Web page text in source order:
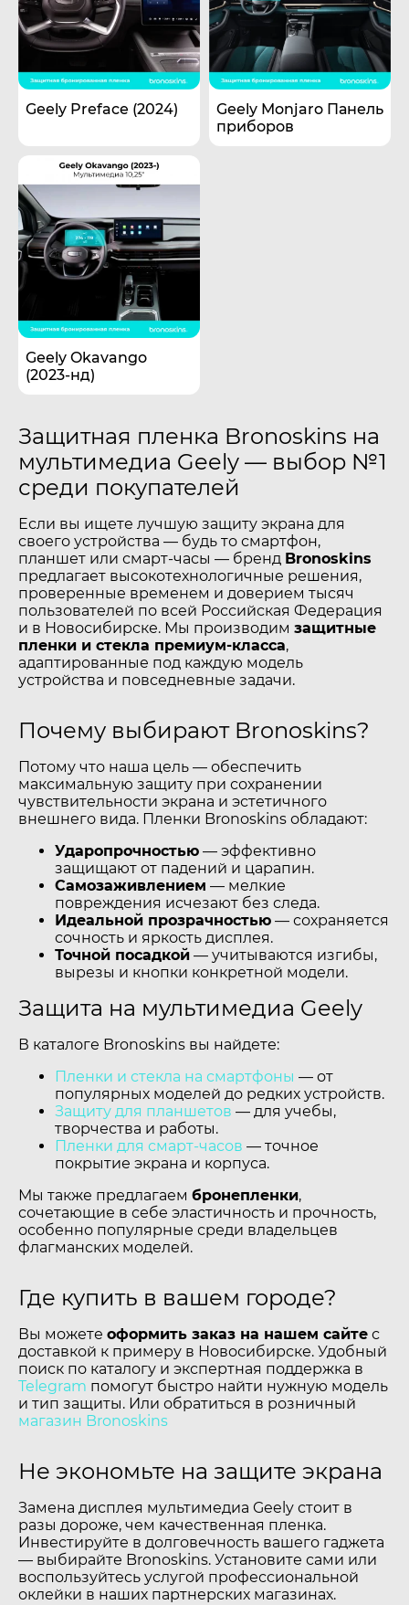
Geely Preface (2024)
Geely Monjaro Панель
приборов
Geely Okavango
(2023-нд)
Защитная пленка Bronoskins на
мультимедиа Geely — выбор №1
среди покупателей
Если вы ищете лучшую защиту экрана для
своего устройства — будь то смартфон,
планшет или смарт-часы — бренд Bronoskins
предлагает высокотехнологичные решения,
проверенные временем и доверием тысяч
пользователей по всей Российская Федерация
и в Новосибирске. Мы производим защитные
пленки и стекла премиум-класса,
адаптированные под каждую модель
устройства и повседневные задачи.
Почему выбирают Bronoskins?
Потому что наша цель — обеспечить
максимальную защиту при сохранении
чувствительности экрана и эстетичного
внешнего вида. Пленки Bronoskins обладают:
Ударопрочностью — эффективно
защищают от падений и царапин.
Самозаживлением — мелкие
повреждения исчезают без следа.
Идеальной прозрачностью — сохраняется
сочность и яркость дисплея.
Точной посадкой — учитываются изгибы,
вырезы и кнопки конкретной модели.
Защита на мультимедиа Geely
В каталоге Bronoskins вы найдете:
Пленки и стекла на смартфоны — от
популярных моделей до редких устройств.
Защиту для планшетов — для учебы,
творчества и работы.
Пленки для смарт-часов — точное
покрытие экрана и корпуса.
Мы также предлагаем бронепленки,
сочетающие в себе эластичность и прочность,
особенно популярные среди владельцев
флагманских моделей.
Где купить в вашем городе?
Вы можете оформить заказ на нашем сайте с
доставкой к примеру в Новосибирске. Удобный
поиск по каталогу и экспертная поддержка в
Telegram помогут быстро найти нужную модель
и тип защиты. Или обратиться в розничный
магазин Bronoskins
Не экономьте на защите экрана
Замена дисплея мультимедиа Geely стоит в
разы дороже, чем качественная пленка.
Инвестируйте в долговечность вашего гаджета
— выбирайте Bronoskins. Установите сами или
воспользуйтесь услугой профессиональной
оклейки в наших партнерских магазинах.